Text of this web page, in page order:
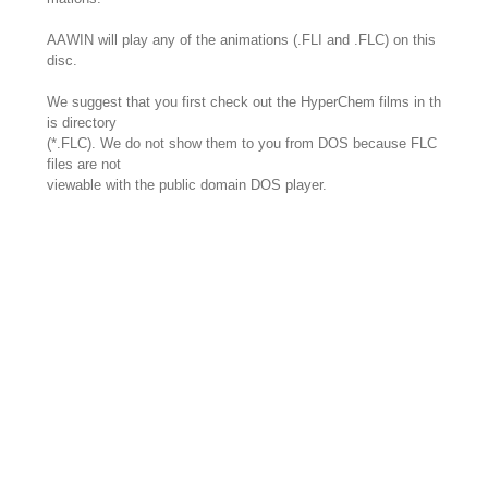
AAWIN will play any of the animations (.FLI and .FLC) on this
disc.
We suggest that you first check out the HyperChem films in th
is directory
(*.FLC). We do not show them to you from DOS because FLC
files are not
viewable with the public domain DOS player.